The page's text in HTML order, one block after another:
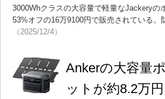
3000Whクラスの大容量で軽量なJackeryの
53%オフの16万9100円で販売されている
（2025/12/4）
Ankerの大容量
ットが約8.2万円